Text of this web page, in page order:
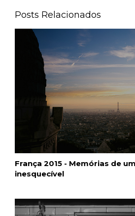
Posts Relacionados
França 2015 - Memórias de
inesquecível